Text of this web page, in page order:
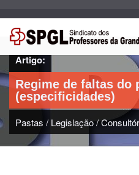
Artigo:
Regime de faltas do
(especificidades)
Pastas / Legislação/